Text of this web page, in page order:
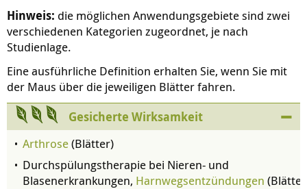
Hinweis: die möglichen Anwendungsgebiete sind zwei
verschiedenen Kategorien zugeordnet, je nach
Studienlage.
Eine ausführliche Definition erhalten Sie, wenn Sie mit
der Maus über die jeweiligen Blätter fahren.
Gesicherte Wirksamkeit
Arthrose(Blätter)
Durchspülungstherapie bei Nieren- und
Blasenerkrankungen, Harnwegsentzündungen